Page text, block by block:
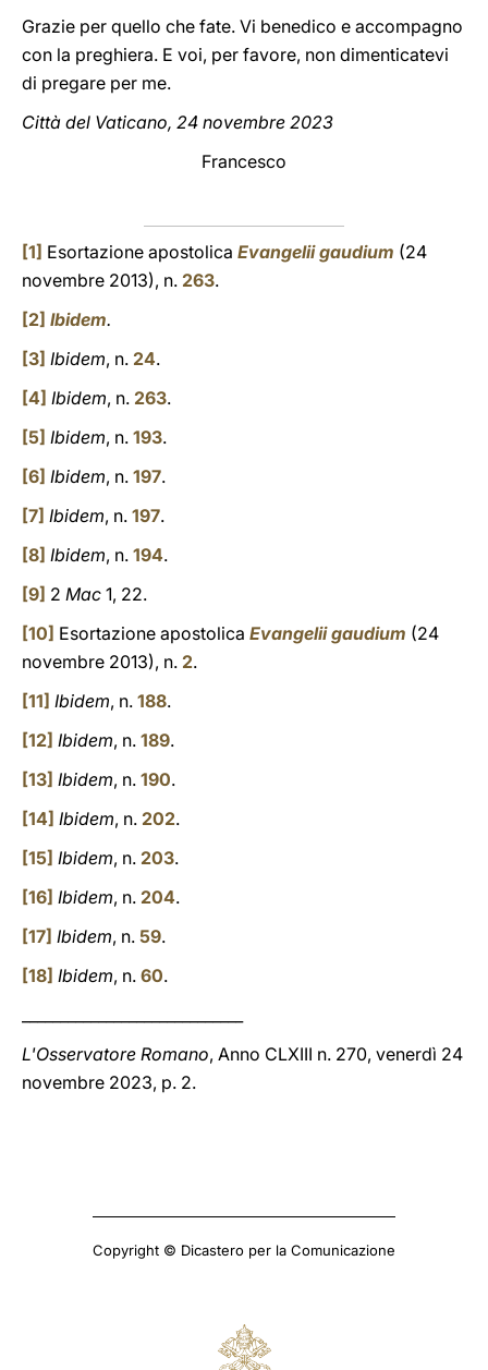
Grazie per quello che fate. Vi benedico e accompagno
con la preghiera. E voi, per favore, non dimenticatevi
di pregare per me.
Città del Vaticano, 24 novembre 2023
Francesco
[1] Esortazione apostolica Evangelii gaudium (24
novembre 2013), n. 263.
[2] Ibidem.
[3] Ibidem, n. 24.
[4] Ibidem, n. 263.
[5] Ibidem, n. 193.
[6] Ibidem, n. 197.
[7] Ibidem, n. 197.
[8] Ibidem, n. 194.
[9] 2 Mac 1, 22.
[10] Esortazione apostolica Evangelii gaudium (24
novembre 2013), n. 2.
[11] Ibidem, n. 188.
[12] Ibidem, n. 189.
[13] Ibidem, n. 190.
[14] Ibidem, n. 202.
[15] Ibidem, n. 203.
[16] Ibidem, n. 204.
[17] Ibidem, n. 59.
[18] Ibidem, n. 60.
L'Osservatore Romano, Anno CLXIII n. 270, venerdì 24
novembre 2023, p. 2.
Copyright © Dicastero per la Comunicazione